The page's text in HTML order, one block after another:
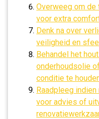
Overweeg om
voor extra
Denk na over
veiligheid en
Behandel het
onderhoudsolie
conditie te
Raadpleeg
voor advies of